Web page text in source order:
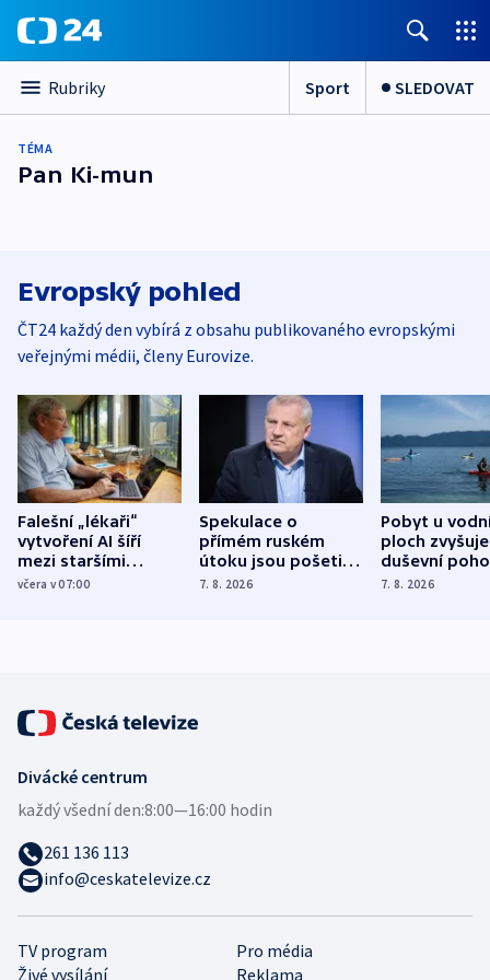
Rubriky Sport SLEDOVAT
TÉMA
Pan Ki-mun
Evropský pohled
ČT24 každý den vybírá z obsahu publikovaného evropskými
veřejnými médii, členy Eurovize.
Falešní „lékaři“
vytvoření AI šíří
mezi staršími
Poláky nebezpečné
včera v 07:00
Spekulace o
přímém ruském
útoku jsou pošetilé,
míní estonský
7. 8. 2026
Pobyt u
ploch zvyšuje
duševní
ukázala
7. 8. 2026
TV program
Pro média
Živé vysílání
Reklama
Divácké centrum
každý všední den:8:00—16:00 hodin
261 136 113
info@ceskatelevize.cz